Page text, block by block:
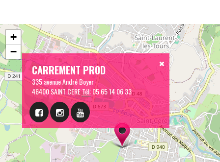
CARREMENT PROD
335 avenue André Boyer
46400 SAINT CERETél:05 65 14 06 33
+
−